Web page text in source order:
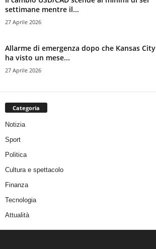
settimane mentre il...
27 Aprile 2026
Allarme di emergenza dopo che Kansas City
ha visto un mese...
27 Aprile 2026
Categoria
Notizia
Sport
Politica
Cultura e spettacolo
Finanza
Tecnologia
Attualità